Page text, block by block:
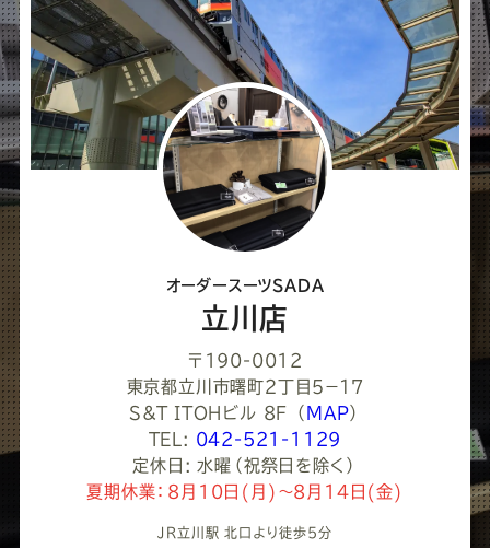
し
て
く
だ
オーダースーツSADA
立川店
〒190-0012
東京都立川市曙町２丁目５−１７
S&T ITOHビル 8F
（ MAP）
TEL: 042-521-1129
定休日: 水曜（祝祭日を除く）
夏期休業：8月10日(月)～8月14日(金)
JR立川駅 北口より徒歩5分